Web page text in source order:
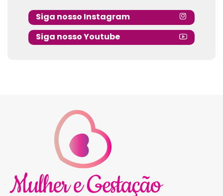
Siga nosso Instagram
Siga nosso Youtube